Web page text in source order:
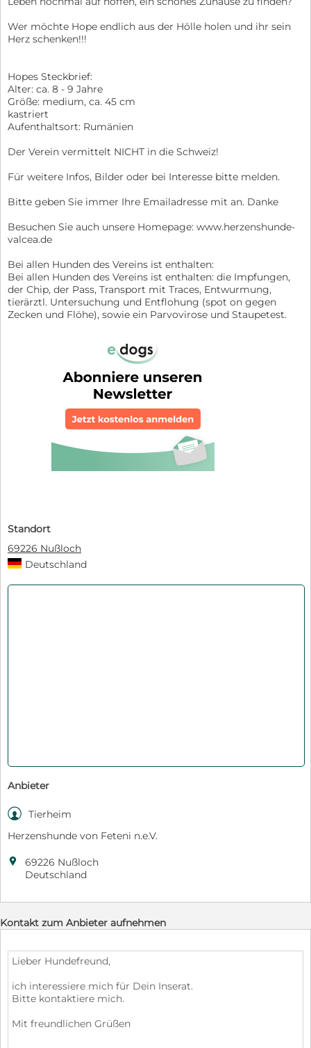
Wer möchte Hope endlich aus der Hölle holen und ihr sein
Herz schenken!!!
Hopes Steckbrief:
Alter: ca. 8 - 9 Jahre
Größe: medium, ca. 45 cm
kastriert
Aufenthaltsort: Rumänien
Der Verein vermittelt NICHT in die Schweiz!
Für weitere Infos, Bilder oder bei Interesse bitte melden.
Bitte geben Sie immer Ihre Emailadresse mit an. Danke
Besuchen Sie auch unsere Homepage: www.herzenshunde-
valcea.de
Bei allen Hunden des Vereins ist enthalten:
Bei allen Hunden des Vereins ist enthalten: die Impfungen,
der Chip, der Pass, Transport mit Traces, Entwurmung,
tierärztl. Untersuchung und Entflohung (spot on gegen
Zecken und Flöhe), sowie ein Parvovirose und Staupetest.
Standort
69226 Nußloch
Deutschland
Anbieter
 Tierheim
Herzenshunde von Feteni n.e.V.

69226 Nußloch
Deutschland
Kontakt zum Anbieter aufnehmen